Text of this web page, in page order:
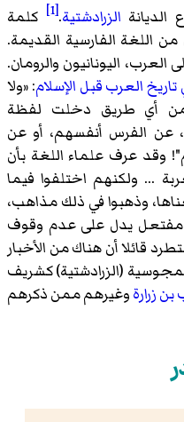
الزرادشتية.
[1]
كلمة
الفارسية القديمة.
اليونانيون والرومان.
العرب قبل الإسلام: «ولا
أي طريق دخلت لفظة
عن الفرس أنفسهم، أو عن
وقد عرف علماء اللغة بأن
... ولكنهم اختلفوا فيما
وذهبوا في ذلك مذاهب،
مفتعل يدل على عدم وقوف
قائلا أن هناك من الأخبار
(الزرادشتية) كشريف
زرارةوغيرهم ممن ذكرهم